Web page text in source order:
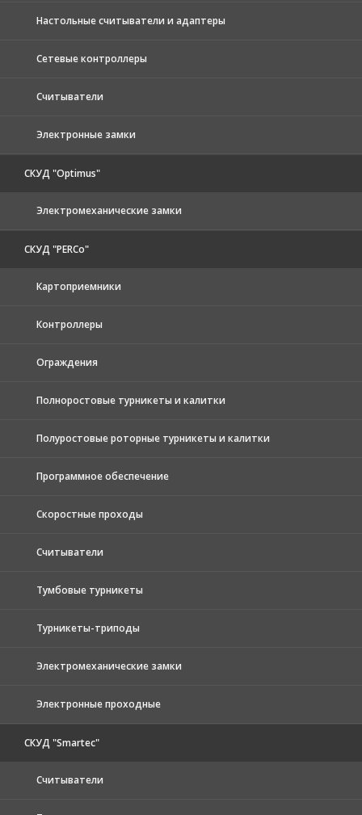
Настольные считыватели и адаптеры
Сетевые контроллеры
Считыватели
Электронные замки
СКУД "Optimus"
Электромеханические замки
СКУД "PERCo"
Картоприемники
Контроллеры
Ограждения
Полноростовые турникеты и калитки
Полуростовые роторные турникеты и калитки
Программное обеспечение
Скоростные проходы
Считыватели
Тумбовые турникеты
Турникеты-триподы
Электромеханические замки
Электронные проходные
СКУД "Smartec"
Считыватели